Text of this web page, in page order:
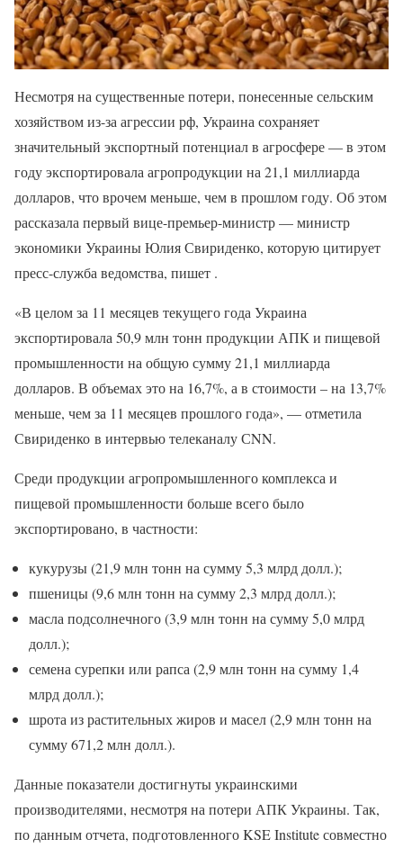
Несмотря на существенные потери, понесенные сельским
хозяйством из-за агрессии рф, Украина сохраняет
значительный экспортный потенциал в агросфере — в этом
году экспортировала агропродукции на 21,1 миллиарда
долларов, что врочем меньше, чем в прошлом году. Об этом
рассказала первый вице-премьер-министр — министр
экономики Украины Юлия Свириденко, которую цитирует
пресс-служба ведомства, пишет .
«В целом за 11 месяцев текущего года Украина
экспортировала 50,9 млн тонн продукции АПК и пищевой
промышленности на общую сумму 21,1 миллиарда
долларов. В объемах это на 16,7%, а в стоимости – на 13,7%
меньше, чем за 11 месяцев прошлого года», — отметила
Свириденко в интервью телеканалу СNN.
Среди продукции агропромышленного комплекса и
пищевой промышленности больше всего было
экспортировано, в частности:
кукурузы (21,9 млн тонн на сумму 5,3 млрд долл.);
пшеницы (9,6 млн тонн на сумму 2,3 млрд долл.);
масла подсолнечного (3,9 млн тонн на сумму 5,0 млрд
долл.);
семена сурепки или рапса (2,9 млн тонн на сумму 1,4
млрд долл.);
шрота из растительных жиров и масел (2,9 млн тонн на
сумму 671,2 млн долл.).
Данные показатели достигнуты украинскими
производителями, несмотря на потери АПК Украины. Так,
по данным отчета, подготовленного KSE Institute совместно